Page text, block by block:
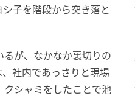
子を階段から突き落と
が、なかなか裏切りの
社内であっさりと現場
シャミをしたことで池